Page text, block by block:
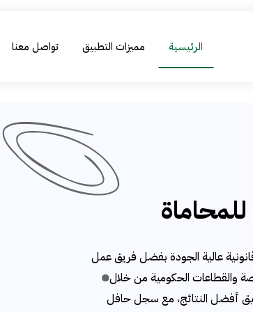
الرئيسية مميزات التطبيق تواصل معنا
عالية الجودة بفضل فريق عمل
والقطاعات الحكومية من خلال
أفضل النتائج، مع سجل حافل